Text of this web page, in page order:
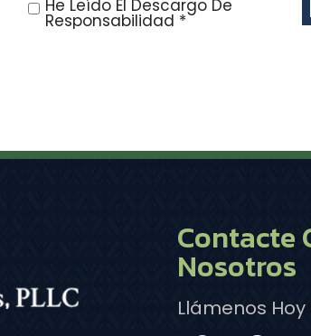
He Leído El Descargo De
Responsabilidad *
Contacte
Nosotros
Llámenos